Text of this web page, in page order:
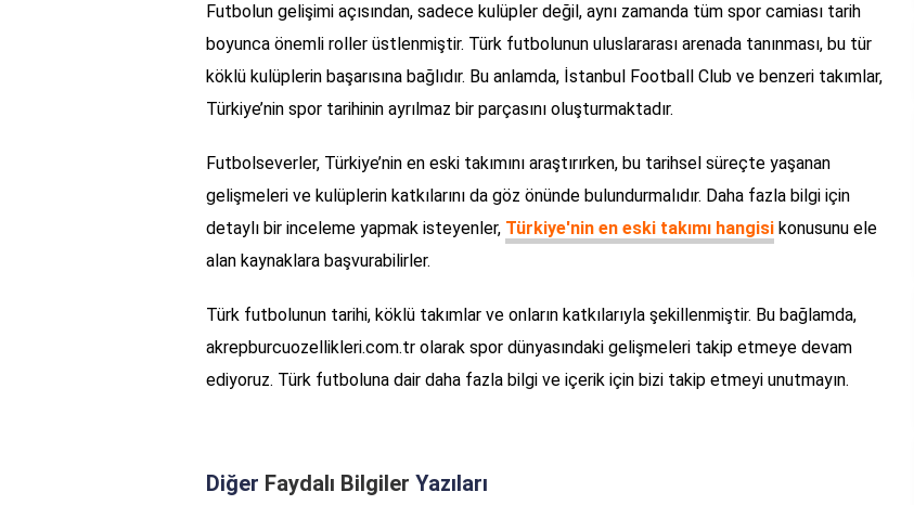
Futbolun gelişimi açısından, sadece kulüpler değil, aynı zamanda tüm spor camiası tarih
boyunca önemli roller üstlenmiştir. Türk futbolunun uluslararası arenada tanınması, bu tür
köklü kulüplerin başarısına bağlıdır. Bu anlamda, İstanbul Football Club ve benzeri takımlar,
Türkiye’nin spor tarihinin ayrılmaz bir parçasını oluşturmaktadır.
Futbolseverler, Türkiye’nin en eski takımını araştırırken, bu tarihsel süreçte yaşanan
gelişmeleri ve kulüplerin katkılarını da göz önünde bulundurmalıdır. Daha fazla bilgi için
detaylı bir inceleme yapmak isteyenler, Türkiye'nin en eski takımı hangisi konusunu ele
alan kaynaklara başvurabilirler.
Türk futbolunun tarihi, köklü takımlar ve onların katkılarıyla şekillenmiştir. Bu bağlamda,
akrepburcuozellikleri.com.tr olarak spor dünyasındaki gelişmeleri takip etmeye devam
ediyoruz. Türk futboluna dair daha fazla bilgi ve içerik için bizi takip etmeyi unutmayın.
Diğer Faydalı Bilgiler Yazıları